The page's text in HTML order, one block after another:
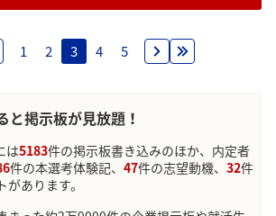
1 2 3 4 5
と掲示板が見放題！
は5183件の掲示板書き込みのほか、内定者
件の本選考体験記、 47件の志望動機、 32件
あります。